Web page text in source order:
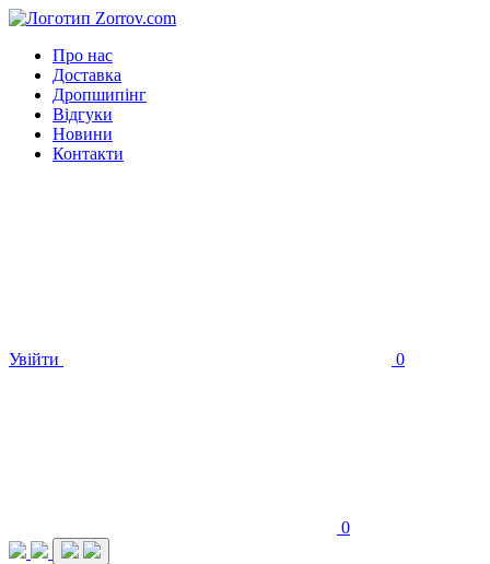
Про нас
Доставка
Дропшипінг
Відгуки
Новини
Контакти
Увійти 0
0